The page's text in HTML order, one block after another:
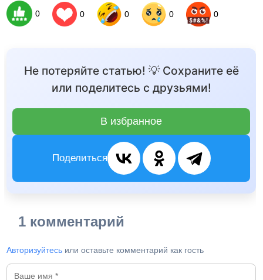
0 0 0 0 0
Не потеряйте статью! 💡 Сохраните её
или поделитесь с друзьями!
В избранное
Поделиться
1 комментарий
Авторизуйтесь или оставьте комментарий как гость